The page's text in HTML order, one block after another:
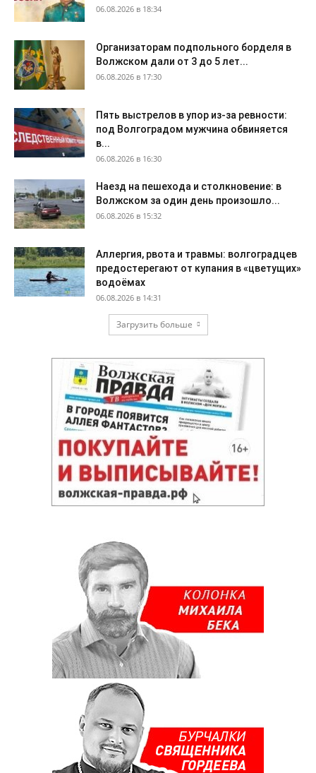
06.08.2026 в 18:34
Организаторам подпольного борделя в
Волжском дали от 3 до 5 лет...
06.08.2026 в 17:30
Пять выстрелов в упор из-за ревности:
под Волгоградом мужчина обвиняется
в...
06.08.2026 в 16:30
Наезд на пешехода и столкновение: в
Волжском за один день произошло...
06.08.2026 в 15:32
Аллергия, рвота и травмы: волгоградцев
предостерегают от купания в «цветущих»
водоёмах
06.08.2026 в 14:31
Загрузить больше